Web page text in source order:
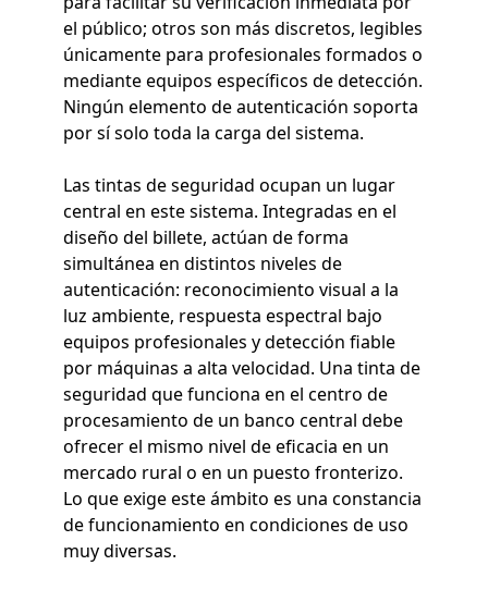
el público; otros son más discretos, legibles
únicamente para profesionales formados o
mediante equipos específicos de detección.
Ningún elemento de autenticación soporta
por sí solo toda la carga del sistema.
Las tintas de seguridad ocupan un lugar
central en este sistema. Integradas en el
diseño del billete, actúan de forma
simultánea en distintos niveles de
autenticación: reconocimiento visual a la
luz ambiente, respuesta espectral bajo
equipos profesionales y detección fiable
por máquinas a alta velocidad. Una tinta de
seguridad que funciona en el centro de
procesamiento de un banco central debe
ofrecer el mismo nivel de eficacia en un
mercado rural o en un puesto fronterizo.
Lo que exige este ámbito es una constancia
de funcionamiento en condiciones de uso
muy diversas.